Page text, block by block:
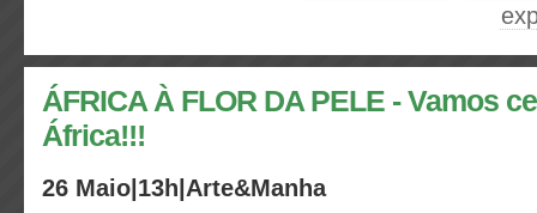
ÁFRICA À FLOR DA PELE - Vamos
África!!!
26 Maio|13h|Arte&Manha